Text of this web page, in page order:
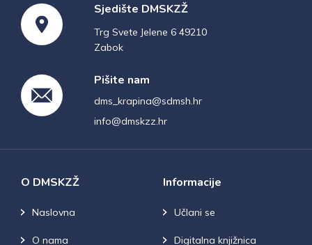
Sjedište DMSKZŽ
Trg Svete Jelene 6 49210
Zabok
Pišite nam
dms_krapina@sdmsh.hr
info@dmskzz.hr
O DMSKZŽ
Naslovna
O nama
Informacije
Učlani se
Digitalna knjižnica